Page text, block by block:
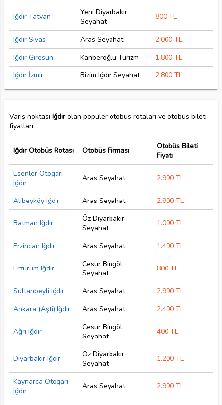
Iğdır Tatvan
Yeni Diyarbakır
Seyahat
800 TL
Iğdır Sivas Aras Seyahat
2.000 TL
Iğdır Giresun
Kanberoğlu Turizm
1.800 TL
Iğdır İzmir
Bizim Iğdır Seyahat 2.800 TL
Varış noktası Iğdırolan popüler otobüs rotaları ve otobüs bileti
fiyatları.
Iğdır Otobüs Rotası Otobüs Firması
Otobüs Bileti
Fiyatı
Esenler Otogarı
Iğdır
Aras Seyahat 2.900 TL
Alibeyköy Iğdır Aras Seyahat 2.900 TL
Batman Iğdır
Öz Diyarbakır
Seyahat
1.000 TL
Erzincan Iğdır Aras Seyahat 1.400 TL
Erzurum Iğdır
Cesur Bingöl
Seyahat
800 TL
Sultanbeyli Iğdır Aras Seyahat
2.900 TL
Ankara (Aşti) Iğdır
Aras Seyahat 2.400 TL
Ağrı Iğdır
Cesur Bingöl
Seyahat
400 TL
Diyarbakır Iğdır
Öz Diyarbakır
Seyahat
1.200 TL
Kaynarca Otogarı
Iğdır
Aras Seyahat 2.900 TL